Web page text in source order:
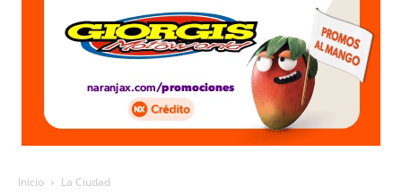
Inicio La Ciudad